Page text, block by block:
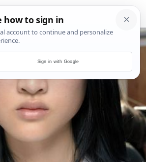
Sign in with Google